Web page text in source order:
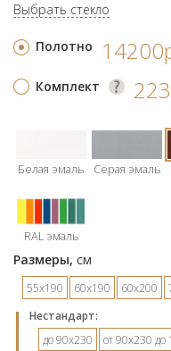
Выбрать стекло
Полотно
Комплект
Белая эмаль Серая эмаль
RAL эмаль
Размеры, см
55х190 60х190 60х200
Hестандарт:
до 90х230
от 90х230 до